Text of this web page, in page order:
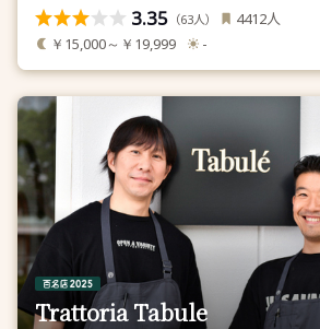
3.35 （63人） 4412人
￥15,000～￥19,999 -
Trattoria Tabule